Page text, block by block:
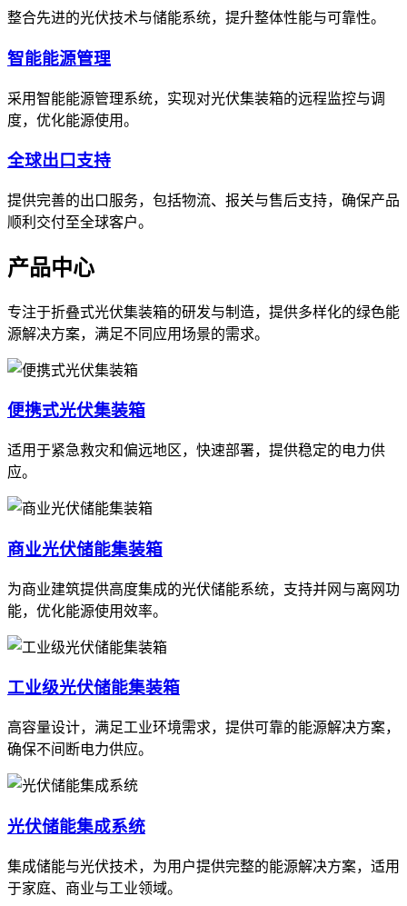
整合先进的光伏技术与储能系统，提升整体性能与可靠性。
智能能源管理
采用智能能源管理系统，实现对光伏集装箱的远程监控与调
度，优化能源使用。
全球出口支持
提供完善的出口服务，包括物流、报关与售后支持，确保产品
顺利交付至全球客户。
产品中心
专注于折叠式光伏集装箱的研发与制造，提供多样化的绿色能
源解决方案，满足不同应用场景的需求。
便携式光伏集装箱
适用于紧急救灾和偏远地区，快速部署，提供稳定的电力供
应。
商业光伏储能集装箱
为商业建筑提供高度集成的光伏储能系统，支持并网与离网功
能，优化能源使用效率。
工业级光伏储能集装箱
高容量设计，满足工业环境需求，提供可靠的能源解决方案，
确保不间断电力供应。
光伏储能集成系统
集成储能与光伏技术，为用户提供完整的能源解决方案，适用
于家庭、商业与工业领域。